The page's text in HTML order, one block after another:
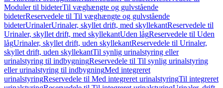
Moduler til bideterTil væghængte og gulvstående
bideterReservedele til Til væghængte og gulvstående
bideterUrinalerUrinaler, skyllet drift, med skyllekantReservedele til
Urinaler, skyllet drift, med skyllekantUden lågReservedele til Uden
lågUrinaler, skyllet drift, uden skyllekantReservedele til Urinaler,
skyllet drift, uden skyllekantTil synlig urinalstyring eller
urinalstyring til indbygningReservedele til Til synlig urinalstyring
eller urinalstyring til indbygningMed integreret
urinalstyringReservedele til Med integreret urinalstyringTil integreret